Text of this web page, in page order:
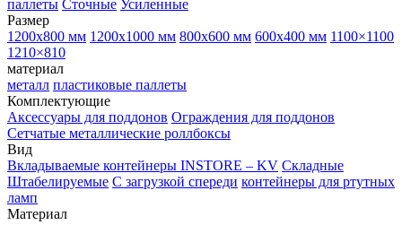
паллеты Сточные Усиленные
Размер
1200х800 мм 1200х1000 мм 800х600 мм 600х400 мм 1100×1100
1210×810
материал
металл пластиковые паллеты
Комплектующие
Аксессуары для поддонов Ограждения для поддонов
Сетчатые металлические роллбоксы
Вид
Вкладываемые контейнеры INSTORE – KV Складные
Штабелируемые С загрузкой спереди контейнеры для ртутных
ламп
Материал